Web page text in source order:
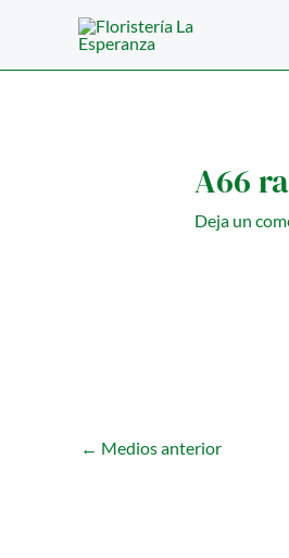
contenido
A66
Deja un
← Medios anterior